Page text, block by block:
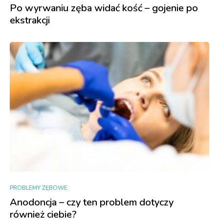
Po wyrwaniu zęba widać kość – gojenie po
ekstrakcji
PROBLEMY ZĘBOWE
Anodoncja – czy ten problem dotyczy
również ciebie?